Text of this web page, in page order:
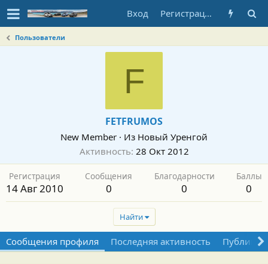
Вход Регистрация
Пользователи
F
FETFRUMOS
New Member · Из Новый Уренгой
Активность 28 Окт 2012
Регистрация
14 Авг 2010
Сообщения
0
Благодарности
0
Баллы
0
Найти
Сообщения профиля Последняя активность